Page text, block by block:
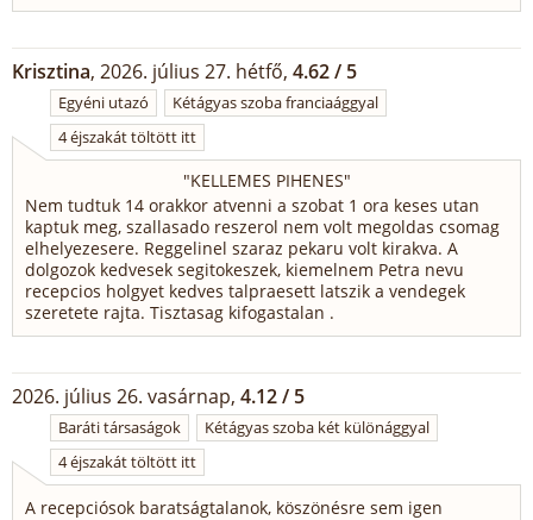
Krisztina, 2026. július 27. hétfő, 4.62 / 5
Egyéni utazó
Kétágyas szoba franciaággyal
4 éjszakát töltött itt
"KELLEMES PIHENES"
Nem tudtuk 14 orakkor atvenni a szobat 1 ora keses utan
kaptuk meg, szallasado reszerol nem volt megoldas csomag
elhelyezesere. Reggelinel szaraz pekaru volt kirakva. A
dolgozok kedvesek segitokeszek, kiemelnem Petra nevu
recepcios holgyet kedves talpraesett latszik a vendegek
szeretete rajta. Tisztasag kifogastalan .
2026. július 26. vasárnap, 4.12 / 5
Baráti társaságok
Kétágyas szoba két különággyal
4 éjszakát töltött itt
A recepciósok baratságtalanok, köszönésre sem igen